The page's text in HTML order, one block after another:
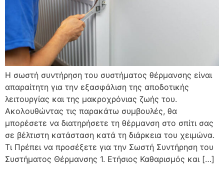
Η σωστή συντήρηση του συστήματος θέρμανσης είναι
απαραίτητη για την εξασφάλιση της αποδοτικής
λειτουργίας και της μακροχρόνιας ζωής του.
Ακολουθώντας τις παρακάτω συμβουλές, θα
μπορέσετε να διατηρήσετε τη θέρμανση στο σπίτι σας
σε βέλτιστη κατάσταση κατά τη διάρκεια του χειμώνα.
Τι Πρέπει να προσέξετε για την Σωστή Συντήρηση του
Συστήματος Θέρμανσης 1. Ετήσιος Καθαρισμός και […]